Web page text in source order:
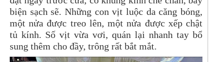
biện sạch sẽ. Những con vịt luộc da căng bóng,
một nửa được treo lên, một nửa được xếp chật
tủ kính. Số vịt vừa vơi, quán lại nhanh tay bổ
sung thêm cho đầy, trông rất bắt mắt.